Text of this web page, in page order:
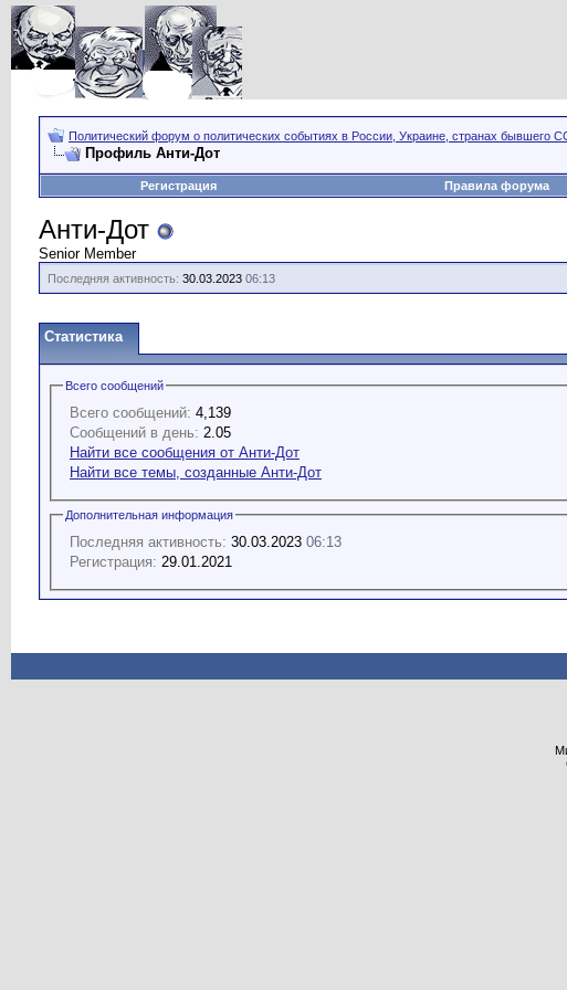
Политический форум о политических событиях в России, Украине, странах бывшего
Профиль Анти-Дот
Регистрация Правила форума
Анти-Дот
Senior Member
Последняя активность: 30.03.2023 06:13
Статистика
Всего сообщений
Всего сообщений: 4,139
Сообщений в день: 2.05
Найти все сообщения от Анти-Дот
Найти все темы, созданные Анти-Дот
Дополнительная информация
Последняя активность: 30.03.2023 06:13
Регистрация: 29.01.2021